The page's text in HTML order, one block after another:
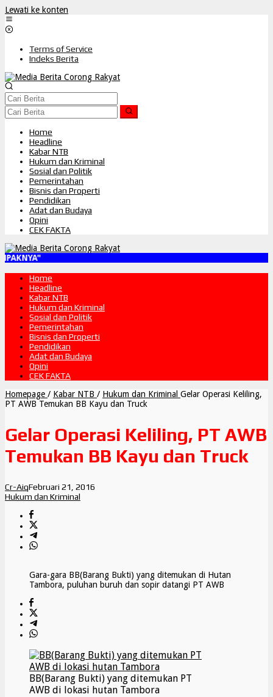
Lewati ke konten
Terms of Service
Indeks Berita
Home
Headline
Kabar NTB
Hukum dan Kriminal
Sosial dan Politik
Pemerintahan
Bisnis dan Properti
Pendidikan
Adat dan Budaya
Opini
CEK FAKTA
Home
Headline
Kabar NTB
Hukum dan Kriminal
Sosial dan Politik
Pemerintahan
Bisnis dan Properti
Pendidikan
Adat dan Budaya
Opini
CEK FAKTA
Homepage / Kabar NTB / Hukum dan Kriminal Gelar Operasi Keliling,
PT AWB Temukan BB Kayu dan Truck
Gelar Operasi Keliling, PT AWB
Temukan BB Kayu dan Truck
Cr-AiqFebruari 21, 2016
Hukum dan Kriminal
Gara-gara BB(Barang Bukti) yang ditemukan di Hutan
Tambora, puluhan buruh dan sopir datangi PT AWB
BB(Barang Bukti) yang ditemukan PT
AWB di lokasi hutan Tambora